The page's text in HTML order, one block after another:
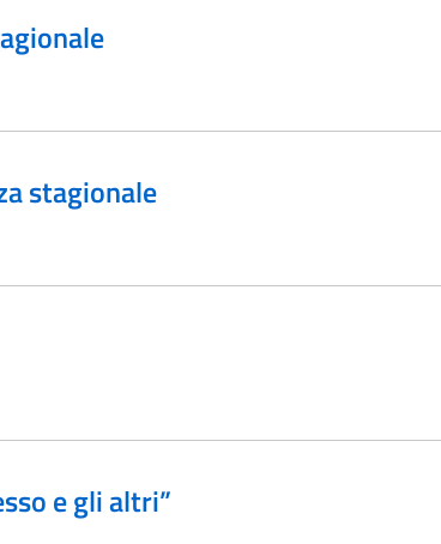
stagionale
e gli altri”